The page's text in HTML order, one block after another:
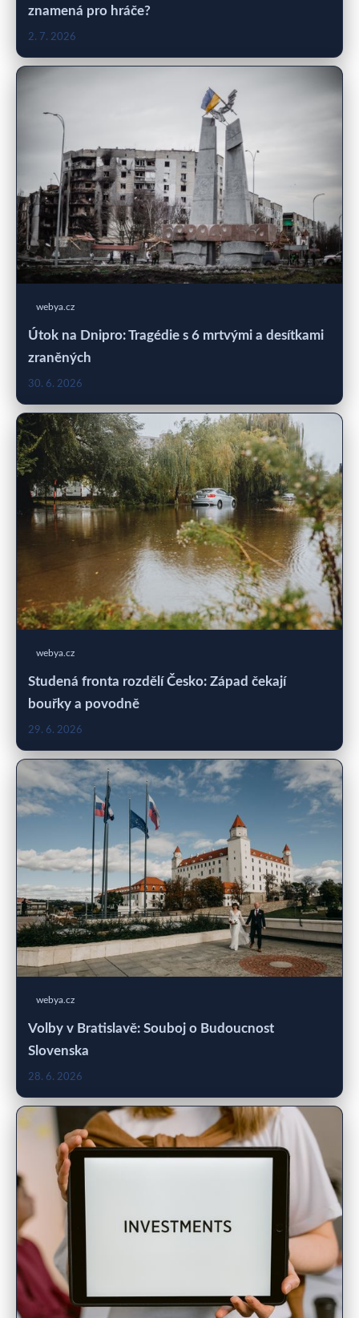
znamená pro hráče?
2. 7. 2026
webya.cz
Útok na Dnipro: Tragédie s 6 mrtvými a desítkami
zraněných
30. 6. 2026
webya.cz
Studená fronta rozdělí Česko: Západ čekají
bouřky a povodně
29. 6. 2026
webya.cz
Volby v Bratislavě: Souboj o Budoucnost
Slovenska
28. 6. 2026